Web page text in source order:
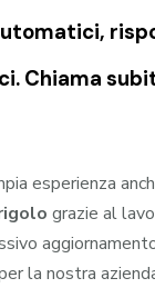
Chiama
esperienza
grazie al
la nostra